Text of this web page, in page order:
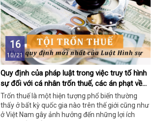
16
10/21
Quy định của pháp luật trong việc truy tố hình
sự đối với cá nhân trốn thuế, các án phạt về
tội danh trốn thuế
Trốn thuế là một hiện tượng phổ biến thường
thấy ở bất kỳ quốc gia nào trên thế giới cũng như
ở Việt Nam gây ảnh hưởng đến những lợi ích